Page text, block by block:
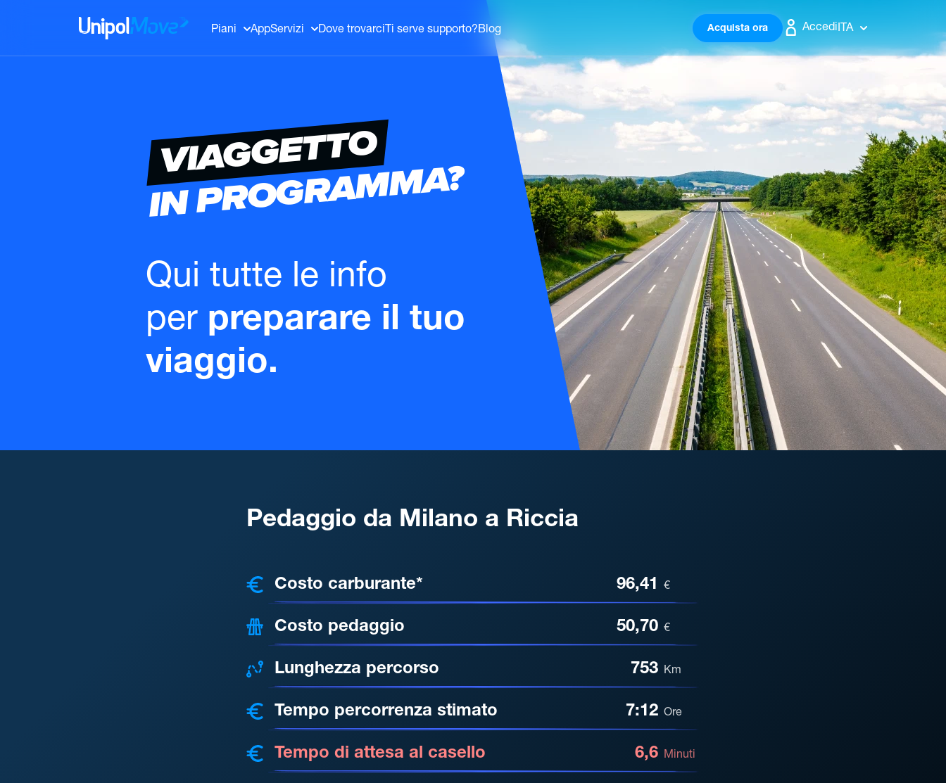
UnipolMove Piani AppServizi Dove trovarci Ti serve supporto?Blog Acquista ora AccediITA
VIAGGETTO
IN PROGRAMMA?
Qui tutte le info
per preparare il tuo
viaggio.
Pedaggio da Milano a Riccia
Costo carburante* 96,41 €
Costo pedaggio 50,70 €
Lunghezza percorso 753 Km
Tempo percorrenza stimato 7:12 Ore
Tempo di attesa al casello 6,6 Minuti